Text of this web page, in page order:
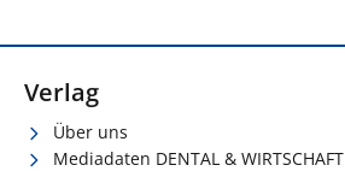
Verlag
Über uns
Mediadaten DENTAL & WIRTSCHAFT